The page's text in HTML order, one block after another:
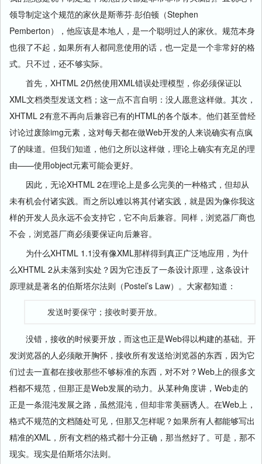
领导制定这个规范的家伙是斯蒂芬·彭伯顿（Stephen
Pemberton），他应该是本地人，是一个聪明过人的家伙。规范本身
也很了不起，如果所有人都同意使用的话，也一定是一个非常好的格
式。只不过，还不够实际。
首先，XHTML 2仍然使用XML错误处理模型，你必须保证以
XML文档类型发送文档；这一点不言自明：没人愿意这样做。其次，
XHTML 2有意不再向后兼容已有的HTML的各个版本。他们甚至曾经
讨论过废除img元素，这对每天都在做Web开发的人来说确实有点疯
了的味道。但我们知道，他们之所以这样做，理论上确实有充足的理
由——使用object元素可能会更好。
因此，无论XHTML 2在理论上是多么完美的一种格式，但却从
未有机会付诸实践。而之所以难以将其付诸实践，就是因为像你我这
样的开发人员永远不会支持它，它不向后兼容。同样，浏览器厂商也
不会，浏览器厂商必须要保证向后兼容。
为什么XHTML 1.1没有像XML那样得到真正广泛地应用，为什
么XHTML 2从未落到实处？因为它违反了一条设计原理，这条设计
原理就是著名的伯斯塔尔法则（Postel’s Law）。大家都知道：
发送时要保守；接收时要开放。
没错，接收的时候要开放，而这也正是Web得以构建的基础。开
发浏览器的人必须敞开胸怀，接收所有发送给浏览器的东西，因为它
们过去一直都在接收那些不够标准的东西，对不对？Web上的很多文
档都不规范，但那正是Web发展的动力。从某种角度讲，Web走的
正是一条混沌发展之路，虽然混沌，但却非常美丽诱人。在Web上，
格式不规范的文档随处可见，但那又怎样呢？如果所有人都能够写出
精准的XML，所有文档的格式都十分正确，那当然好了。可是，那不
现实。现实是伯斯塔尔法则。